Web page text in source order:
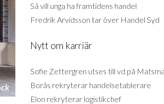
Så vill unga ha framtidens handel
Fredrik Arvidsson tar över Handel Syd
Nytt om karriär
Sofie Zettergren utses till vd på
Borås rekryterar handelsetablerare
Elon rekryterar logistikchef